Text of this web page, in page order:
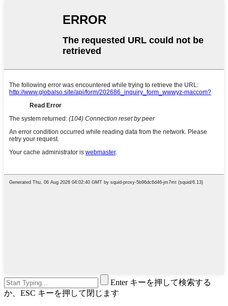
Enter キーを押して検索する
か、ESC キーを押して閉じます